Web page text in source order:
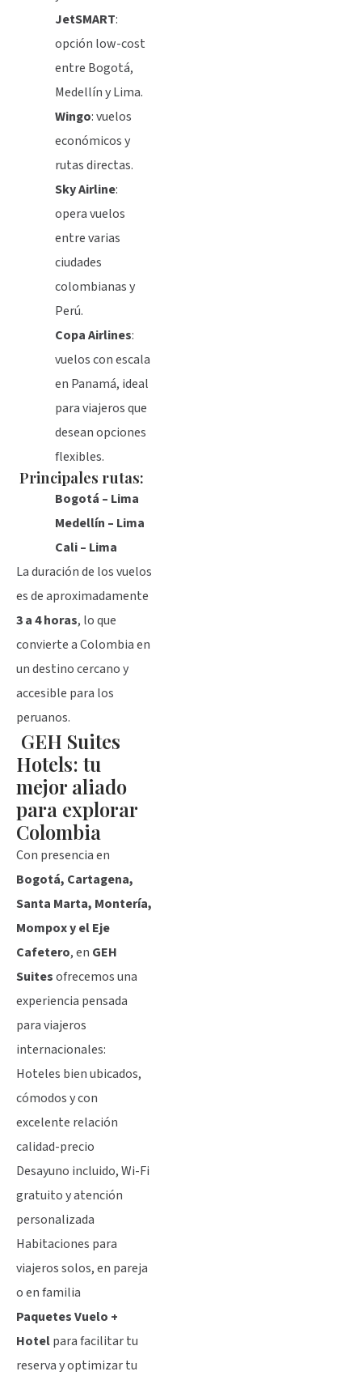
JetSMART:
opción low-cost
entre Bogotá,
Medellín y Lima.
Wingo: vuelos
económicos y
rutas directas.
Sky Airline:
opera vuelos
entre varias
ciudades
colombianas y
Perú.
Copa Airlines:
vuelos con escala
en Panamá, ideal
para viajeros que
desean opciones
flexibles.
Principales rutas:
Bogotá – Lima
Medellín – Lima
Cali – Lima
La duración de los vuelos
es de aproximadamente
3 a 4 horas, lo que
convierte a Colombia en
un destino cercano y
accesible para los
peruanos.
GEH Suites
Hotels: tu
mejor aliado
para explorar
Colombia
Con presencia en
Bogotá, Cartagena,
Santa Marta, Montería,
Mompox y el Eje
Cafetero, en GEH
Suitesofrecemos una
experiencia pensada
para viajeros
internacionales:
Hoteles bien ubicados,
cómodos y con
excelente relación
calidad-precio
Desayuno incluido, Wi-Fi
gratuito y atención
personalizada
Habitaciones para
viajeros solos, en pareja
o en familia
Paquetes Vuelo +
Hotelpara facilitar tu
reserva y optimizar tu